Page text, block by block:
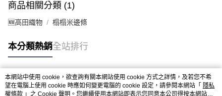
商品相關分類 (1)
🆕高田織物 榻榻米邊條
本分類熱銷全站排行
熱門標籤
本網站中使用 cookie，欲查詢有關本網站使用 cookie 方式之詳情，及若您不希
望在電腦上使用 cookie 時應如何變更電腦的 cookie 設定，請參閱本網站「 隱私
權條款 」之 Cookie 聲明。您繼續使用本網站即表示您同意本公司得按本網站使